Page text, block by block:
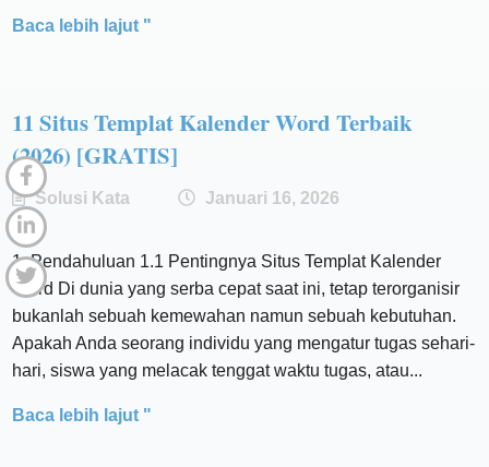
Baca lebih lajut "
11 Situs Templat Kalender Word Terbaik
(2026) [GRATIS]
Solusi Kata Januari 16, 2026
1. Pendahuluan 1.1 Pentingnya Situs Templat Kalender
Word Di dunia yang serba cepat saat ini, tetap terorganisir
bukanlah sebuah kemewahan namun sebuah kebutuhan.
Apakah Anda seorang individu yang mengatur tugas sehari-
hari, siswa yang melacak tenggat waktu tugas, atau...
Baca lebih lajut "